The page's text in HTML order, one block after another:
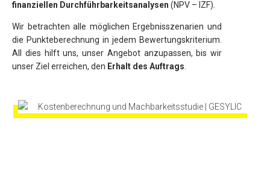
finanziellen Durchführbarkeitsanalysen (NPV – IZF).
Wir betrachten alle möglichen Ergebnisszenarien und
die Punkteberechnung in jedem Bewertungskriterium.
All dies hilft uns, unser Angebot anzupassen, bis wir
unser Ziel erreichen, den Erhalt des Auftrags